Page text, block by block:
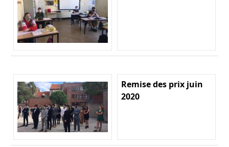
Remise des prix juin
2020